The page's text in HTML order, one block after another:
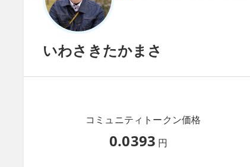
いわさきたかまさ
コミュニティトークン価格
0.0393 円